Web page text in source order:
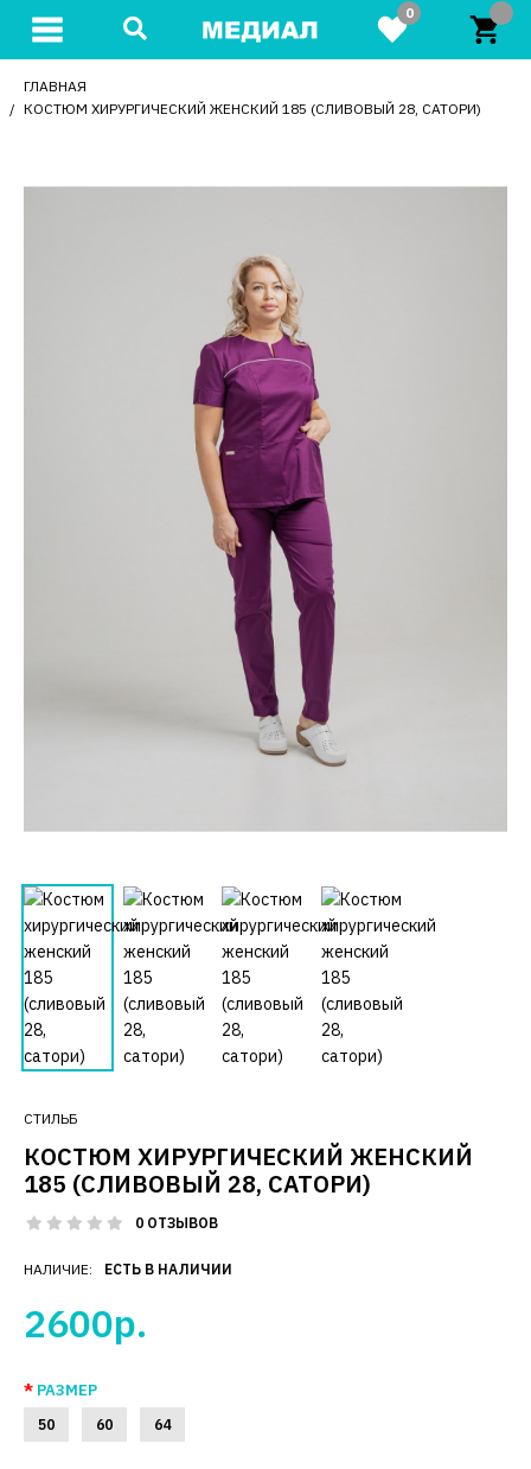
0
ГЛАВНАЯ
КОСТЮМ ХИРУРГИЧЕСКИЙ ЖЕНСКИЙ 185 (СЛИВОВЫЙ 28, САТОРИ)
СТИЛЬБ
КОСТЮМ ХИРУРГИЧЕСКИЙ ЖЕНСКИЙ
185 (СЛИВОВЫЙ 28, САТОРИ)
0 ОТЗЫВОВ
НАЛИЧИЕ: ЕСТЬ В НАЛИЧИИ
2600р.
РАЗМЕР
50 60 64